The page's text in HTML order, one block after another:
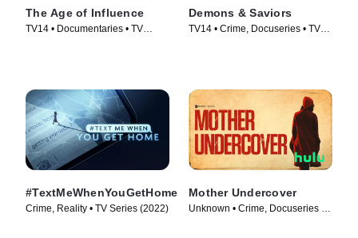
The Age of Influence
TV14 • Documentaries • TV
Demons & Saviors
TV14 • Crime, Docuseries • TV
#TextMeWhenYouGetHome
Crime, Reality • TV Series (2022)
Mother Undercover
Unknown • Crime, Docuseries •